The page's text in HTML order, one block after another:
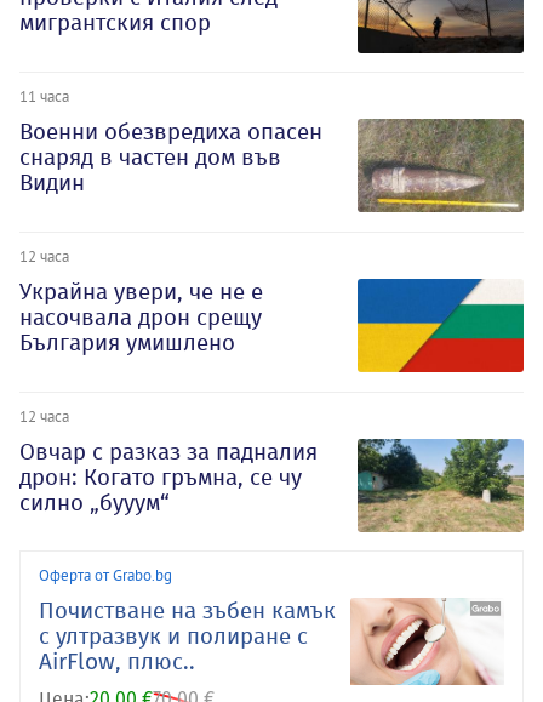
мигрантския спор
11 часа
Военни обезвредиха опасен
снаряд в частен дом във
Видин
12 часа
Украйна увери, че не е
насочвала дрон срещу
България умишлено
12 часа
Овчар с разказ за падналия
дрон: Когато гръмна, се чу
силно „бууум“
Оферта от Grabo.bg
Почистване на зъбен камък
с ултразвук и полиране с
AirFlow, плюс..